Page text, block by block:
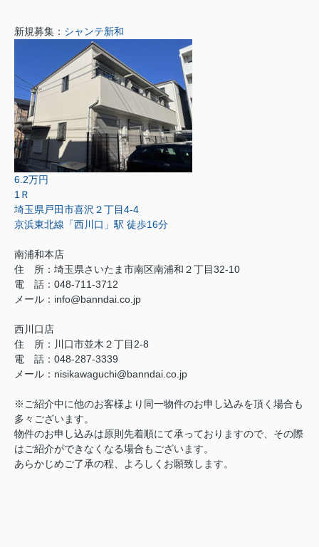
新規募集： シャンテ新和
6.2万円
1Ｒ
埼玉県戸田市喜沢２丁目4-4
京浜東北線「西川口」駅 徒歩16分
南浦和本店
住 所： 埼玉県さいたま市南区南浦和２丁目32-10
電 話：048-711-3712
メール： info@banndai.co.jp
西川口店
住 所： 川口市並木２丁目2-8
電 話：048-287-3339
メール ： nisikawaguchi@banndai.co.jp
※ご紹介中に他のお客様より同一物件のお申し込みを頂く場合も
多々ございます。
物件のお申し込みは原則先着順にて承っておりますので、その際
はご紹介ができなくなる場合もございます。
あらかじめご了承の程、よろしくお願致します。